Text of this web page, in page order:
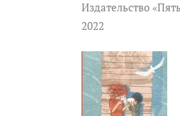
Издательство
2022